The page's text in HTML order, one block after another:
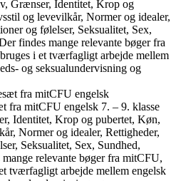
Grænser, Identitet, Krop og
og levevilkår, Normer og idealer,
og følelser, Seksualitet, Sex,
findes mange relevante bøger fra
i et tværfagligt arbejde mellem
og seksualundervisning og
fra mitCFU engelsk
fra mitCFU engelsk 7. – 9. klasse
Identitet, Krop og pubertet, Køn,
Normer og idealer, Rettigheder,
Seksualitet, Sex, Sundhed,
relevante bøger fra mitCFU,
tværfagligt arbejde mellem engelsk